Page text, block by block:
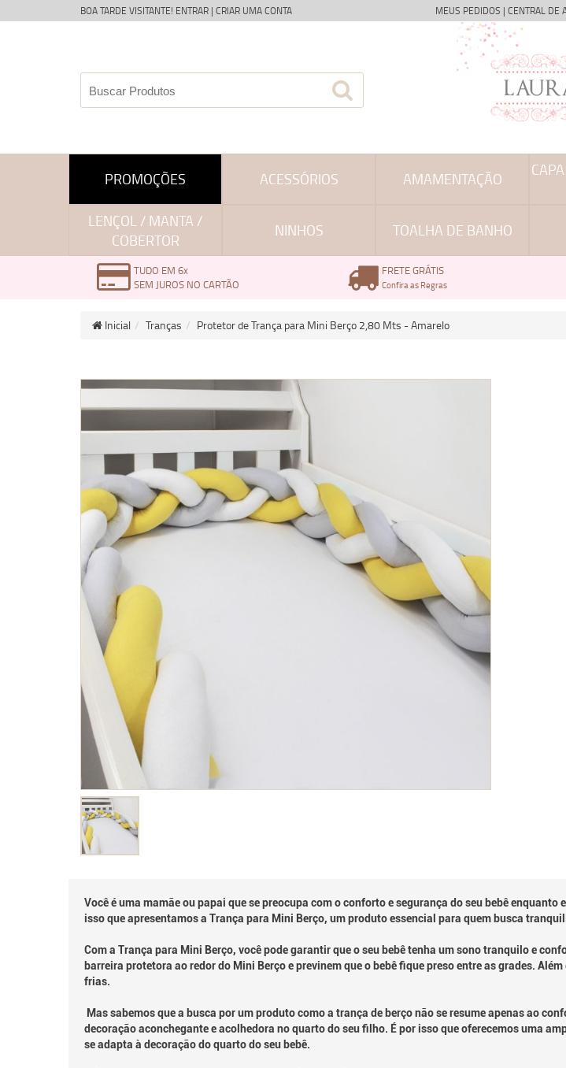
BOA TARDE VISITANTE! ENTRAR | CRIAR UMA CONTA MEUS PEDIDOS | CENTRAL DE
PROMOÇÕES ACESSÓRIOS AMAMENTAÇÃO
LENÇOL / MANTA /
COBERTOR
NINHOS TOALHA DE BANHO
TUDO EM 6x
SEM JUROS NO CARTÃO
FRETE GRÁTIS
Confira as Regras
Inicial Tranças Protetor de Trança para Mini Berço 2,80 Mts - Amarelo
Você é uma mamãe ou papai que se preocupa com o conforto e segurança do seu bebê
isso que apresentamos a Trança para Mini Berço, um produto essencial para quem busca
Com a Trança para Mini Berço, você pode garantir que o seu bebê tenha um sono tranquilo e
barreira protetora ao redor do Mini Berço e previnem que o bebê fique preso entre as grades.
frias.
Mas sabemos que a busca por um produto como a trança de berço não se resume apenas ao
decoração aconchegante e acolhedora no quarto do seu filho. É por isso que oferecemos uma
se adapta à decoração do quarto do seu bebê.